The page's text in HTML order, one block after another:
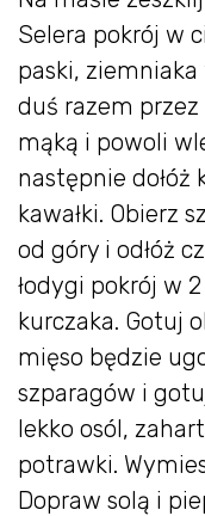
Selera pokrój w
paski,
duś razem przez
mąką i powoli
następnie dołóż
kawałki. Obierz
od góry i odłóż
łodygi pokrój w
kurczaka. Gotuj
mięso będzie
szparagów i
lekko osól,
potrawki.
Dopraw solą i